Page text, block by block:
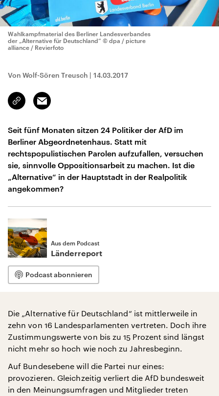
Wahlkampfmaterial des Berliner Landesverbandes
der „Alternative für Deutschland“ © dpa / picture
alliance / Revierfoto
Von Wolf-Sören Treusch | 14.03.2017
Link
kopieren/teilen
Email
Seit fünf Monaten sitzen 24 Politiker der AfD im
Berliner Abgeordnetenhaus. Statt mit
rechtspopulistischen Parolen aufzufallen, versuchen
sie, sinnvolle Oppositionsarbeit zu machen. Ist die
„Alternative“ in der Hauptstadt in der Realpolitik
angekommen?
Aus dem Podcast
Länderreport
Podcast abonnieren
Die „Alternative für Deutschland“ ist mittlerweile in
zehn von 16 Landesparlamenten vertreten. Doch ihre
Zustimmungswerte von bis zu 15 Prozent sind längst
nicht mehr so hoch wie noch zu Jahresbeginn.
Auf Bundesebene will die Partei nur eines:
provozieren. Gleichzeitig verliert die AfD bundesweit
in den Meinungsumfragen und Mitglieder treten